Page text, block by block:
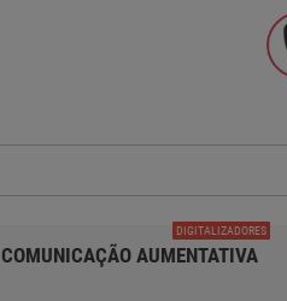
COMUNICAÇÃO AUMENTATIVA
DIGITALIZADORES